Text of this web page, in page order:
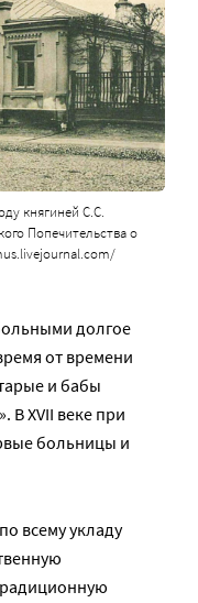
княгиней С.С.
Попечительства о
долгое
от времени
и бабы
В XVII веке при
больницы и
всему укладу